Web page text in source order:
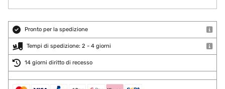
Pronto per la spedizione
Tempi di spedizione: 2 - 4 giorni
14 giorni diritto di recesso